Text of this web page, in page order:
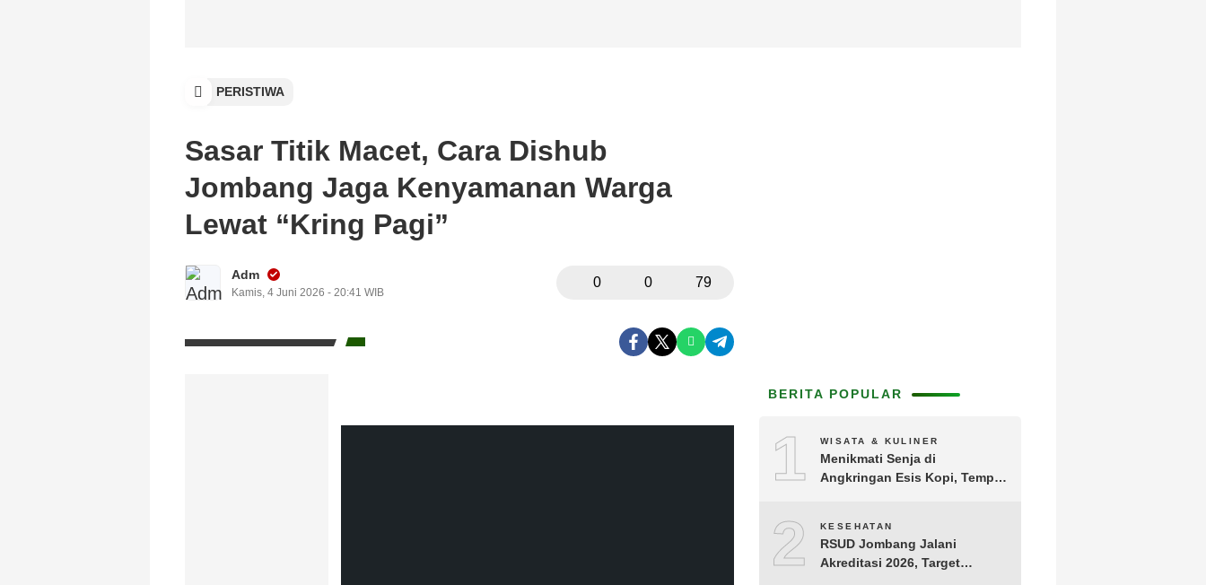
PERISTIWA
Sasar Titik Macet, Cara Dishub
Jombang Jaga Kenyamanan Warga
Lewat “Kring Pagi”
Adm
Kamis, 4 Juni 2026 - 20:41 WIB
0 0 79
BERITA POPULAR
1 WISATA & KULINER
Menikmati Senja di
Angkringan Esis Kopi, Tempat
2 KESEHATAN
RSUD Jombang Jalani
Akreditasi 2026, Target